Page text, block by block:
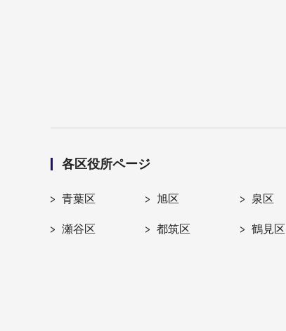
各区役所ページ
青葉区 旭区 泉区
瀬谷区 都筑区 鶴見区